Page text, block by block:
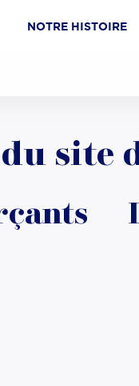
NOTRE HISTOIRE
site